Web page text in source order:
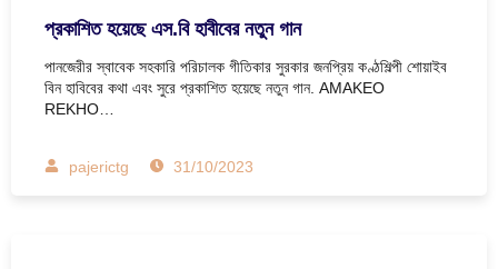
প্রকাশিত হয়েছে এস.বি হাবীবের নতুন গান
পানজেরীর স্বাবেক সহকারি পরিচালক গীতিকার সুরকার জনপ্রিয় কণ্ঠশিল্পী শোয়াইব
বিন হাবিবের কথা এবং সুরে প্রকাশিত হয়েছে নতুন গান. AMAKEO
REKHO…
pajerictg 31/10/2023